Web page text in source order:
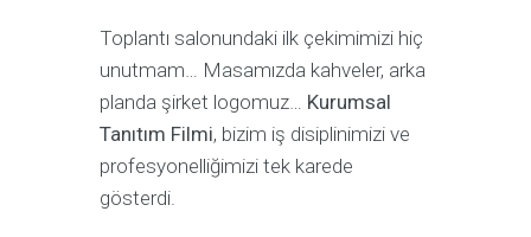
Toplantı salonundaki ilk çekimimizi hiç
unutmam… Masamızda kahveler, arka
planda şirket logomuz… Kurumsal
Tanıtım Filmi, bizim iş disiplinimizi ve
profesyonelliğimizi tek karede
gösterdi.